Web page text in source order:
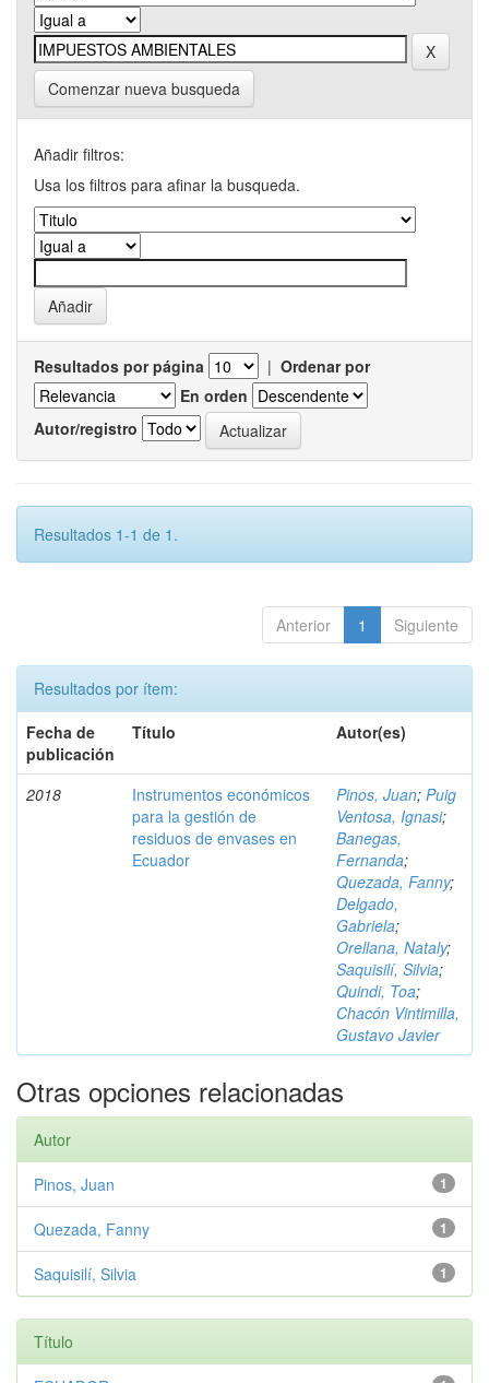
Comenzar nueva busqueda
Añadir filtros:
Usa los filtros para afinar la busqueda.
Resultados por página | Ordenar por
En orden
Autor/registro
Resultados 1-1 de 1.
Anterior 1 Siguiente
Resultados por ítem:
Fecha de
publicación
Título Autor(es)
2018
Instrumentos económicos
para la gestión de
residuos de envases en
Ecuador
Pinos, Juan; Puig
Ventosa, Ignasi;
Banegas,
Fernanda;
Quezada, Fanny;
Delgado,
Gabriela;
Orellana, Nataly;
Saquisilí, Silvia;
Quindi, Toa;
Chacón Vintimilla,
Gustavo Javier
Otras opciones relacionadas
Autor
1
Pinos, Juan
1
Quezada, Fanny
1
Saquisilí, Silvia
Título